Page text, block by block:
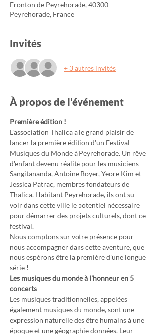
Fronton de Peyrehorade, 40300
Peyrehorade, France
Invités
+ 3 autres invités
À propos de l'événement
Première édition !
L'association Thalica a le grand plaisir de
lancer la première édition d'un Festival
Musiques du Monde à Peyrehorade. Un rêve
d'enfant devenu réalité pour les musiciens
Sangitananda, Antoine Boyer, Yeore Kim et
Jessica Patrac, membres fondateurs de
Thalica. Habitant Peyrehorade, ils ont su
voir dans cette ville le potentiel nécessaire
pour démarrer des projets culturels, dont ce
festival.
Nous comptons sur votre présence pour
nous accompagner dans cette aventure, que
nous espérons être la première d'une longue
série !
Les musiques du monde à l'honneur en 5
concerts
Les musiques traditionnelles, appelées
également musiques du monde, sont une
expression naturelle des être humains à une
époque et une géographie données. Leur